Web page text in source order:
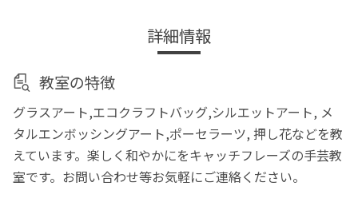
詳細情報
教室の特徴
グラスアート,エコクラフトバッグ,シルエットアート, メ
タルエンボッシングアート,ポーセラーツ, 押し花などを教
えています。楽しく和やかにをキャッチフレーズの手芸教
室です。お問い合わせ等お気軽にご連絡ください。